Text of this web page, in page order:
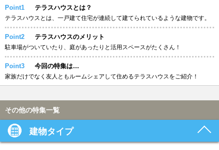
Point1 テラスハウスとは？
テラスハウスとは、一戸建て住宅が連続して建てられているような建物です。
Point2 テラスハウスのメリット
駐車場がついていたり、庭があったりと活用スペースがたくさん！
Point3 今回の特集は…
家族だけでなく友人ともルームシェアして住めるテラスハウスをご紹介！
その他の特集一覧
建物タイプ